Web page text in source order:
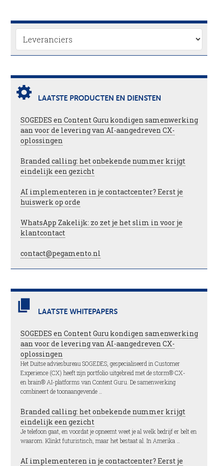
LAATSTE PRODUCTEN EN DIENSTEN
SOGEDES en Content Guru kondigen samenwerking
aan voor de levering van AI-aangedreven CX-
oplossingen
Branded calling: het onbekende nummer krijgt
eindelijk een gezicht
AI implementeren in je contactcenter? Eerst je
huiswerk op orde
WhatsApp Zakelijk: zo zet je het slim in voor je
klantcontact
contact@pegamento.nl
LAATSTE WHITEPAPERS
SOGEDES en Content Guru kondigen samenwerking
aan voor de levering van AI-aangedreven CX-
oplossingen
Het Duitse adviesbureau SOGEDES, gespecialiseerd in Customer
Experience (CX) heeft zijn portfolio uitgebreid met de storm® CX-
en brain® AI-platforms van Content Guru. De samenwerking
combineert de toonaangevende …
Branded calling: het onbekende nummer krijgt
eindelijk een gezicht
Je telefoon gaat, en voordat je opneemt weet je al welk bedrijf er belt en
waarom. Klinkt futuristisch, maar het bestaat al. In Amerika …
AI implementeren in je contactcenter? Eerst je